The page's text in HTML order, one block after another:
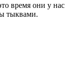
время они у нас
тыквами.